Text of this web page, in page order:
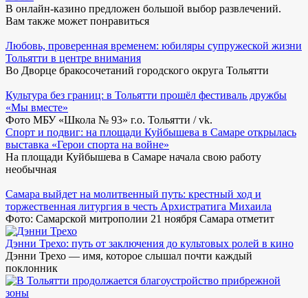
В онлайн-казино предложен большой выбор развлечений.
Вам также может понравиться
Любовь, проверенная временем: юбиляры супружеской жизни
Тольятти в центре внимания
Во Дворце бракосочетаний городского округа Тольятти
Культура без границ: в Тольятти прошёл фестиваль дружбы
«Мы вместе»
Фото МБУ «Школа № 93» г.о. Тольятти / vk.
Спорт и подвиг: на площади Куйбышева в Самаре открылась
выставка «Герои спорта на войне»
На площади Куйбышева в Самаре начала свою работу
необычная
Самара выйдет на молитвенный путь: крестный ход и
торжественная литургия в честь Архистратига Михаила
Фото: Самарской митрополии 21 ноября Самара отметит
Дэнни Трехо: путь от заключения до культовых ролей в кино
Дэнни Трехо — имя, которое слышал почти каждый
поклонник